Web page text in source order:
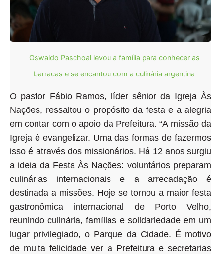
Oswaldo Paschoal levou a família para conhecer as
barracas e se encantou com a culinária argentina
O pastor Fábio Ramos, líder sênior da Igreja Às
Nações, ressaltou o propósito da festa e a alegria
em contar com o apoio da Prefeitura. “A missão da
Igreja é evangelizar. Uma das formas de fazermos
isso é através dos missionários. Há 12 anos surgiu
a ideia da Festa Às Nações: voluntários preparam
culinárias internacionais e a arrecadação é
destinada a missões. Hoje se tornou a maior festa
gastronômica internacional de Porto Velho,
reunindo culinária, famílias e solidariedade em um
lugar privilegiado, o Parque da Cidade. É motivo
de muita felicidade ver a Prefeitura e secretarias